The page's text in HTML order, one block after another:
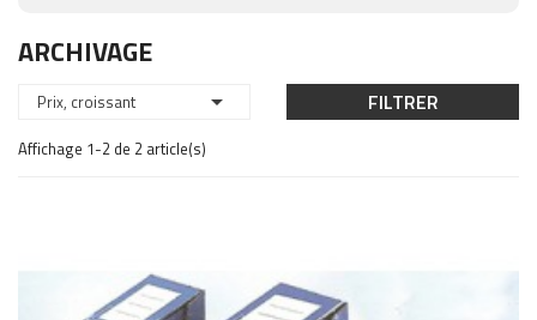
ARCHIVAGE
Prix, croissant  FILTRER
Affichage 1-2 de 2 article(s)